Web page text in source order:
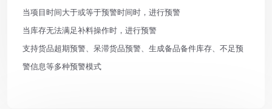
当项目时间大于或等于预警时间时，进行预警
当库存无法满足补料操作时，进行预警
支持货品超期预警、呆滞货品预警、生成备品备件库存、不足预
警信息等多种预警模式